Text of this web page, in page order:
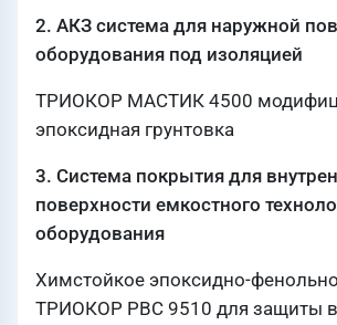
2. АКЗ система для наружной
оборудования под изоляцией
ТРИОКОР МАСТИК 4500
эпоксидная грунтовка
3. Система покрытия для
поверхности емкостного
оборудования
Химстойкое эпоксидно-
ТРИОКОР РВС 9510 для защиты